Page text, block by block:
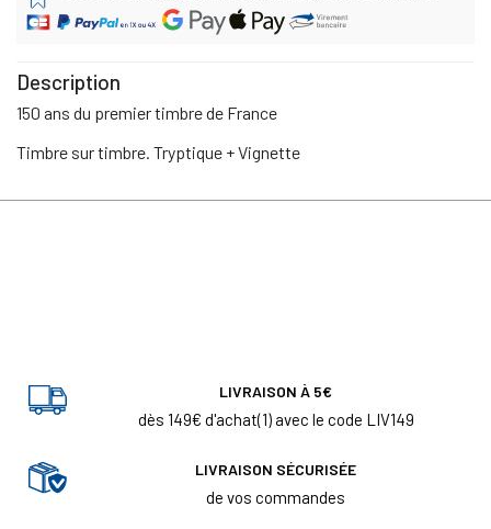
Description
150 ans du premier timbre de France
Timbre sur timbre. Tryptique + Vignette
LIVRAISON À 5€
dès 149€ d'achat(1) avec le code LIV149
LIVRAISON SÉCURISÉE
de vos commandes